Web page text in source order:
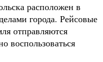
расположен в
города. Рейсовые
отправляются
воспользоваться